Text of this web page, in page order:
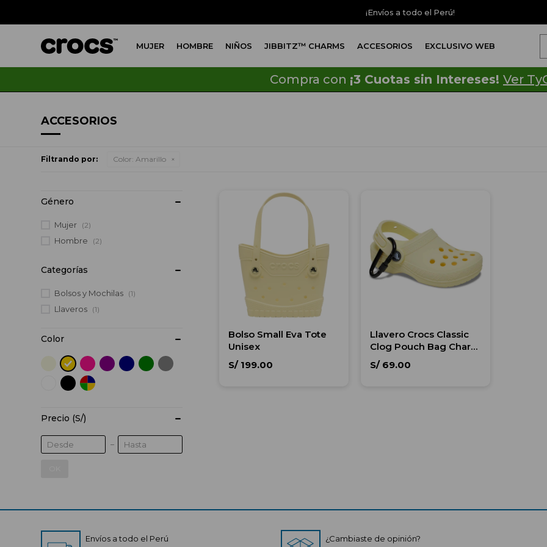
¡Envíos a todo el Perú!
MUJER HOMBRE NIÑOS JIBBITZ™ CHARMS ACCESORIOS EXCLUSIVO WEB
Compra con ¡3 Cuotas sin Intereses! Ver
ACCESORIOS
Filtrando por: Color: Amarillo
Bolso Small Eva Tote
Unisex
S/ 199.00
Llavero Crocs Classic
Clog Pouch Bag Charm
Unisex
S/ 69.00
Categorías
Bolsos y Mochilas (1)
Llaveros (1)
Precio (S/)
Color
Mujer (2)
Hombre (2)
Envíos a todo el Perú
¿Cambiaste de opinión?